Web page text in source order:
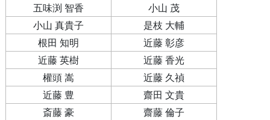
五味渕 智香
小山 茂
小山 真貴子
是枝 大輔
根田 知明
近藤 彰彦
近藤 英樹
近藤 香光
權頭 嵩
近藤 久禎
近藤 豊
齋田 文貴
斎藤 豪
齋藤 倫子